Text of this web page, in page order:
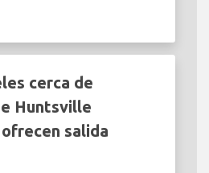
cerca de
Huntsville
salida